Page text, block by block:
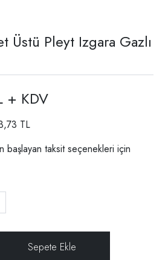
Üstü Pleyt Izgara Gazlı
+ KDV
TL
başlayan taksit seçenekleri için